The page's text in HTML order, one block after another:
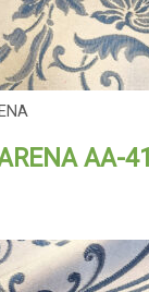
АА-41